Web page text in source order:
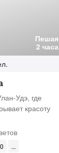
Пешая
2 часа
Удэ, где
красоту